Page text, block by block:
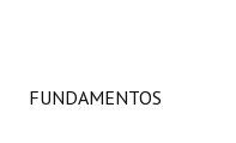
Declaraciones
FUNDAMENTOS